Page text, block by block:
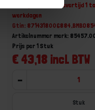
Niet op voorraad, levertijd 1
werkdagen
Gtin:
Artikelnummer merk:
€ 43,18 incl. BTW
Prijs per 1 Stuk
-
Stuk